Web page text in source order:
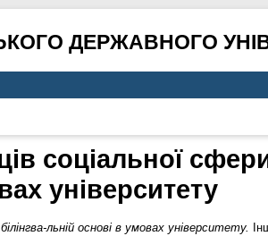
ДЕРЖАВНОГО
соціальної
університету
льній основі в умовах університету.